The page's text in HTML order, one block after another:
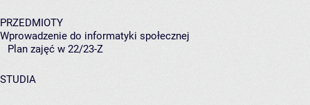
PRZEDMIOTY
Wprowadzenie do informatyki społecznej
Plan zajęć w 22/23-Z
STUDIA